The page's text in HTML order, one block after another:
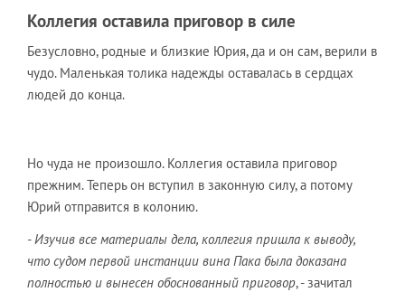
Коллегия оставила приговор в силе
Безусловно, родные и близкие Юрия, да и он сам, верили в
чудо. Маленькая толика надежды оставалась в сердцах
людей до конца.
Но чуда не произошло. Коллегия оставила приговор
прежним. Теперь он вступил в законную силу, а потому
Юрий отправится в колонию.
- Изучив все материалы дела, коллегия пришла к выводу,
что судом первой инстанции вина Пака была доказана
полностью и вынесен обоснованный приговор, - зачитал